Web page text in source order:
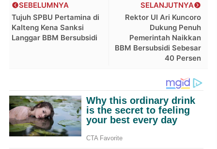
SELANJUTNYA
Rektor UI Ari Kuncoro
Dukung Penuh
Pemerintah Naikkan
BBM Bersubsidi Sebesar
40 Persen
SEBELUMNYA
Tujuh SPBU Pertamina di
Kalteng Kena Sanksi
Langgar BBM Bersubsidi